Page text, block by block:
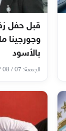
قبل حفل
وجورجينا
بالأسود
الجمعة: 07 / 08 / 2026